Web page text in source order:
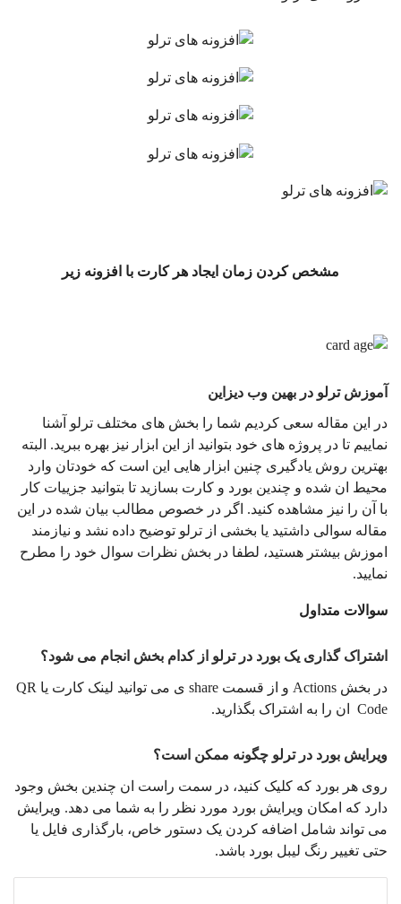
مشخص کردن زمان ایجاد هر کارت با افزونه زیر
آموزش ترلو در بهین وب دیزاین
در این مقاله سعی کردیم شما را بخش های مختلف ترلو آشنا
نماییم تا در پروژه های خود بتوانید از این ابزار نیز بهره ببرید. البته
بهترین روش یادگیری چنین ابزار هایی این است که خودتان وارد
محیط ان شده و چندین بورد و کارت بسازید تا بتوانید جزییات کار
با آن را نیز مشاهده کنید. اگر در خصوص مطالب بیان شده در این
مقاله سوالی داشتید یا بخشی از ترلو توضیح داده نشد و نیازمند
اموزش بیشتر هستید، لطفا در بخش نظرات سوال خود را مطرح
نمایید.
سوالات متداول
اشتراک گذاری یک بورد در ترلو از کدام بخش انجام می شود؟
در بخش Actions و از قسمت share ی می توانید لینک کارت یا QR
Code ان را به اشتراک بگذارید.
ویرایش بورد در ترلو چگونه ممکن است؟
روی هر بورد که کلیک کنید، در سمت راست ان چندین بخش وجود
دارد که امکان ویرایش بورد مورد نظر را به شما می دهد. ویرایش
می تواند شامل اضافه کردن یک دستور خاص، بارگذاری فایل یا
حتی تغییر رنگ لیبل بورد باشد.